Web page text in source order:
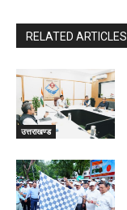
RELATED ARTICLES
उत्तराखण्ड